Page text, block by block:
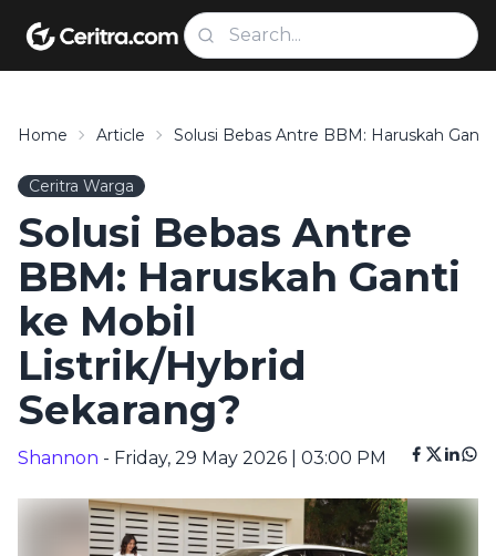
Home Article Solusi Bebas Antre BBM: Haruskah
Ceritra Warga
Solusi Bebas Antre
BBM: Haruskah Ganti
ke Mobil
Listrik/Hybrid
Sekarang?
Shannon - Friday, 29 May 2026 | 03:00 PM